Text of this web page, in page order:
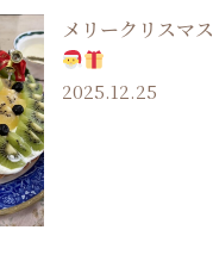
メリークリスマス
2025.12.25